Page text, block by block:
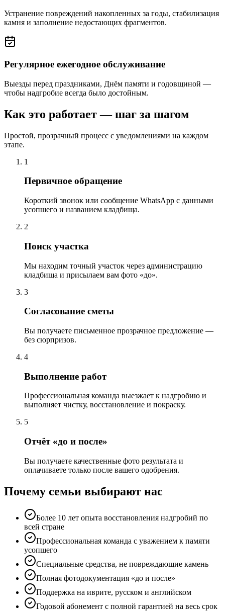
Устранение повреждений накопленных за годы, стабилизация
камня и заполнение недостающих фрагментов.
Регулярное ежегодное обслуживание
Выезды перед праздниками, Днём памяти и годовщиной —
чтобы надгробие всегда было достойным.
Как это работает — шаг за шагом
Простой, прозрачный процесс с уведомлениями на каждом
этапе.
1
Первичное обращение
Короткий звонок или сообщение WhatsApp с данными
усопшего и названием кладбища.
2
Поиск участка
Мы находим точный участок через администрацию
кладбища и присылаем вам фото «до».
3
Согласование сметы
Вы получаете письменное прозрачное предложение —
без сюрпризов.
4
Выполнение работ
Профессиональная команда выезжает к надгробию и
выполняет чистку, восстановление и покраску.
5
Отчёт «до и после»
Вы получаете качественные фото результата и
оплачиваете только после вашего одобрения.
Почему семьи выбирают нас
Более 10 лет опыта восстановления надгробий по
всей стране
Профессиональная команда с уважением к памяти
усопшего
Специальные средства, не повреждающие камень
Полная фотодокументация «до и после»
Поддержка на иврите, русском и английском
Годовой абонемент с полной гарантией на весь срок